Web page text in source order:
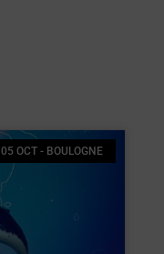
05 OCT - BOULOGNE